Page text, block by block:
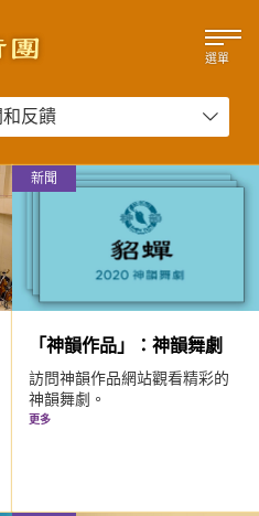
選單
反饋
新聞
「神韻作品」：神韻舞劇
訪問神韻作品網站觀看精彩的
神韻舞劇。
更多